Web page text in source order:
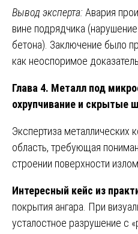
Вывод эксперта: Авария
вине подрядчика
бетона). Заключение было
как неоспоримое
Глава 4. Металл под
охрупчивание и скрытые
Экспертиза металлических
область, требующая
строении поверхности
Интересный кейс из
покрытия ангара. При
усталостное разрушение с